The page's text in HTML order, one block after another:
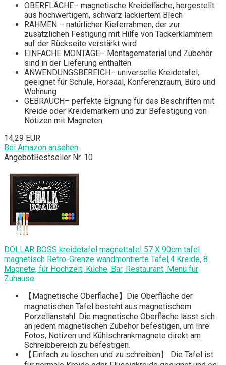
OBERFLÄCHE– magnetische Kreidefläche, hergestellt
aus hochwertigem, schwarz lackiertem Blech
RAHMEN – natürlicher Kieferrahmen, der zur
zusätzlichen Festigung mit Hilfe von Tackerklammern
auf der Rückseite verstärkt wird
EINFACHE MONTAGE– Montagematerial und Zubehör
sind in der Lieferung enthalten
ANWENDUNGSBEREICH– universelle Kreidetafel,
geeignet für Schule, Hörsaal, Konferenzraum, Büro und
Wohnung
GEBRAUCH– perfekte Eignung für das Beschriften mit
Kreide oder Kreidemarkern und zur Befestigung von
Notizen mit Magneten
14,29 EUR
Bei Amazon ansehen
AngebotBestseller Nr. 10
DOLLAR BOSS kreidetafel magnettafel 57 X 90cm tafel
magnetisch Retro-Grenze wandmontierte Tafel,4 Kreide, 8
Magnete, für Hochzeit, Küche, Bar, Restaurant, Menü für
Zuhause
【Magnetische Oberfläche】Die Oberfläche der
magnetischen Tafel besteht aus magnetischem
Porzellanstahl. Die magnetische Oberfläche lässt sich
an jedem magnetischen Zubehör befestigen, um Ihre
Fotos, Notizen und Kühlschrankmagnete direkt am
Schreibbereich zu befestigen.
【Einfach zu löschen und zu schreiben】 Die Tafel ist